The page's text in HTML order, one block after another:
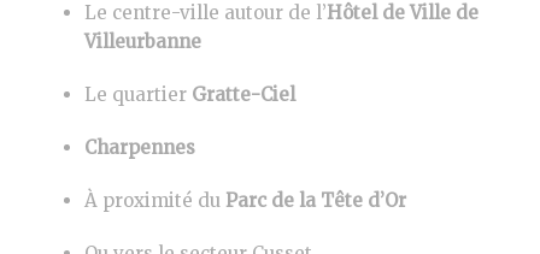
Le centre-ville autour de l’Hôtel de Ville de
Villeurbanne
Le quartier Gratte-Ciel
Charpennes
À proximité du Parc de la Tête d’Or